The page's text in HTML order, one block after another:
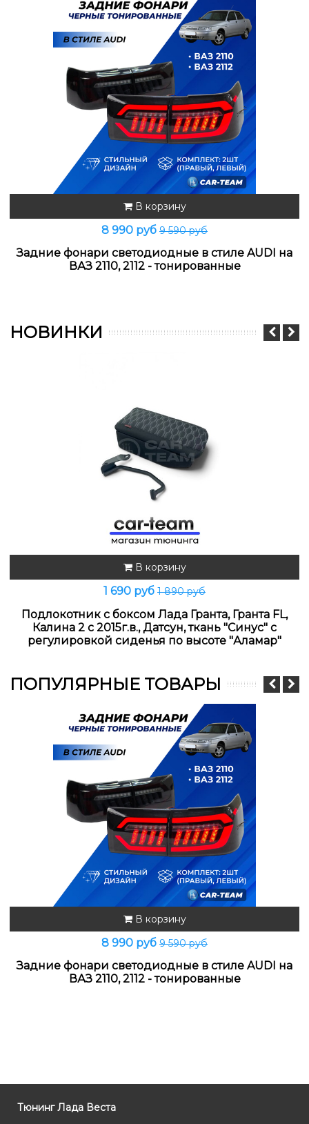
В корзину
8 990 руб 9 590 руб
Задние фонари светодиодные в стиле AUDI на
ВАЗ 2110, 2112 - тонированные
НОВИНКИ
В корзину
1 690 руб 1 890 руб
Подлокотник с боксом Лада Гранта, Гранта FL,
Калина 2 с 2015г.в., Датсун, ткань "Синус" с
регулировкой сиденья по высоте "Аламар"
ПОПУЛЯРНЫЕ ТОВАРЫ
В корзину
8 990 руб 9 590 руб
Задние фонари светодиодные в стиле AUDI на
ВАЗ 2110, 2112 - тонированные
Тюнинг Лада Веста